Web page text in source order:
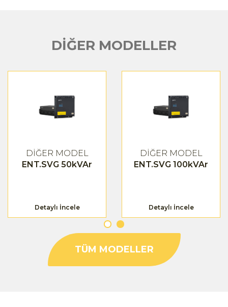
DİĞER MODELLER
DİĞER MODEL
ENT.SVG 50kVAr
Detaylı İncele
DİĞER MODEL
ENT.SVG 100kVAr
Detaylı İncele
TÜM MODELLER